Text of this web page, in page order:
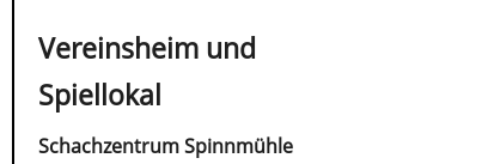
Vereinsheim und
Spiellokal
Schachzentrum Spinnmühle